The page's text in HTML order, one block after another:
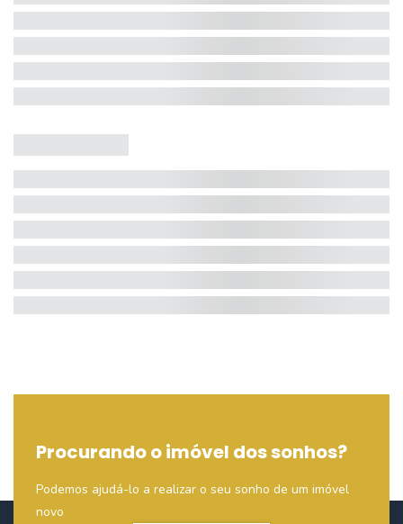
Procurando o imóvel dos sonhos?
Podemos ajudá-lo a realizar o seu sonho de um imóvel
novo